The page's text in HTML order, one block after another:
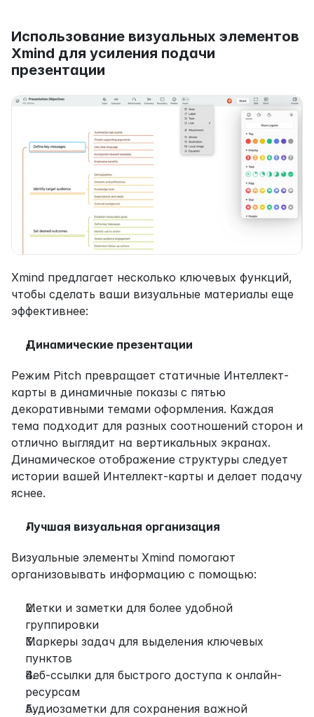
Использование визуальных элементов
Xmind для усиления подачи
презентации
Xmind предлагает несколько ключевых функций,
чтобы сделать ваши визуальные материалы еще
эффективнее:
Динамические презентации
Режим Pitch превращает статичные Интеллект-
карты в динамичные показы с пятью
декоративными темами оформления. Каждая
тема подходит для разных соотношений сторон и
отлично выглядит на вертикальных экранах.
Динамическое отображение структуры следует
истории вашей Интеллект-карты и делает подачу
яснее.
Лучшая визуальная организация
Визуальные элементы Xmind помогают
организовывать информацию с помощью:
Метки и заметки для более удобной
группировки
Маркеры задач для выделения ключевых
пунктов
Веб-ссылки для быстрого доступа к онлайн-
ресурсам
Аудиозаметки для сохранения важной